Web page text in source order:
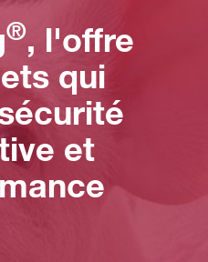
®, l'offre
qui
et